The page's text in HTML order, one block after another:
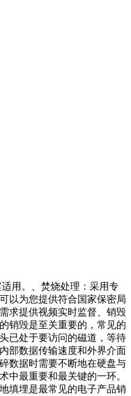
用。、焚烧处理：采用专
以为您提供符合国家保密局
求提供视频实时监督、销毁
销毁是至关重要的，常见的
已处于要访问的磁道，等待
部数据传输速度和外界介面
数据时需要不断地在硬盘与
中最重要和最关键的一环。
填埋是最常见的电子产品销